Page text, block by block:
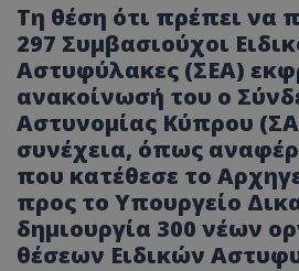
Τη θέση ότι πρέπει να
297 Συμβασιούχοι
Αστυφύλακες (ΣΕΑ)
ανακοίνωσή του ο
Αστυνομίας Κύπρου
συνέχεια, όπως
που κατέθεσε το
προς το Υπουργείο
δημιουργία 300 νέων
θέσεων Ειδικών